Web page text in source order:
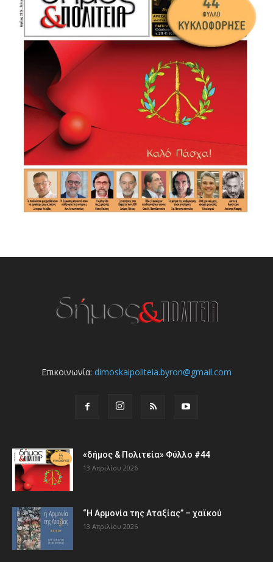
Επικοινωνία: dimoskaipoliteia.byron@gmail.com
«δήμος & Πολιτεία» Φύλλο #44
13 Απριλίου 2026
“Η Αρμονία της Αταξίας” – χαϊκού
13 Απριλίου 2026